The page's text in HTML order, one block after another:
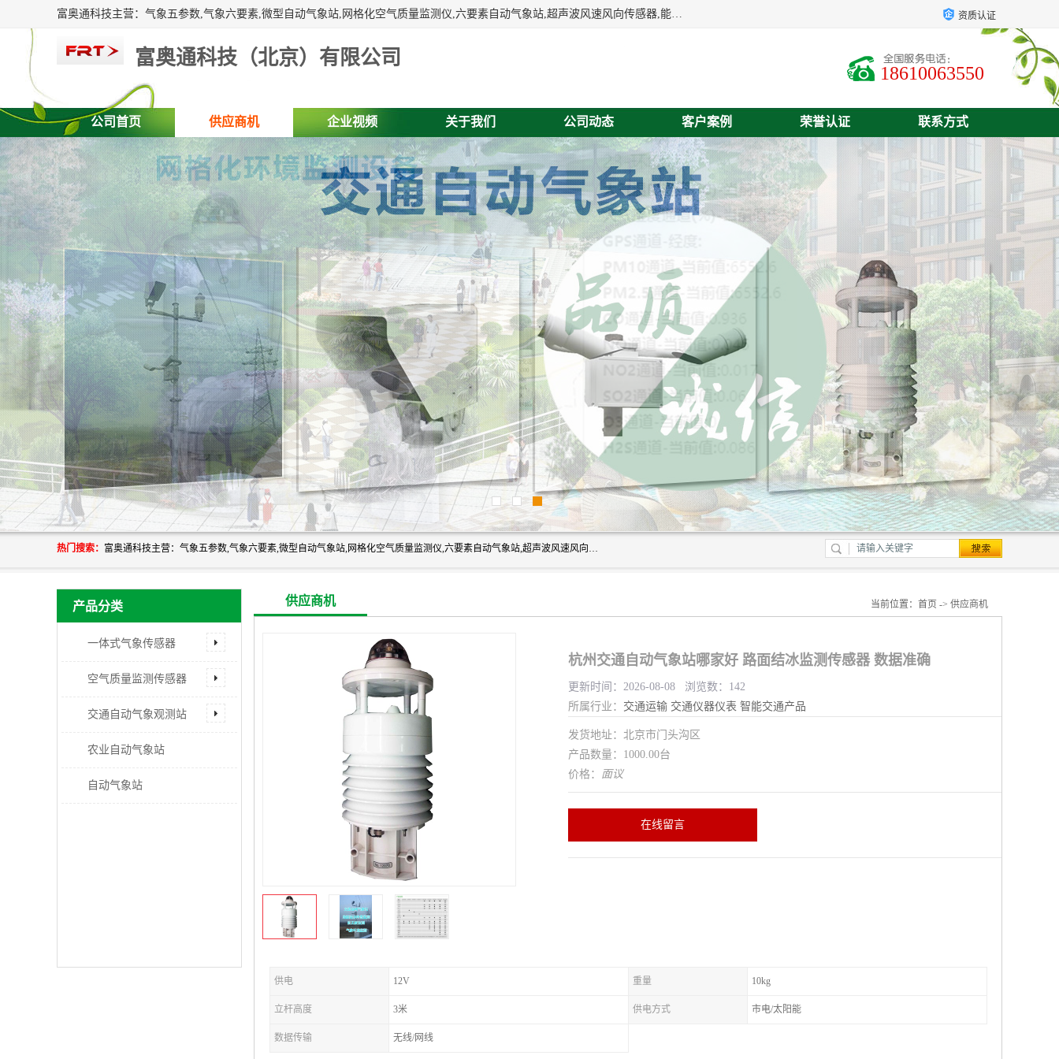
富奥通科技主营：气象五参数,气象六要素,微型自动气象站,网格化空气质量监测仪,六要素自动气象站,超声波风速风向传感器,能见度仪,大气微型站,交通自动气象站,高速路面结冰监测,路面状况传感器等。 资质认证
富奥通科技（北京）有限公司
18610063550
公司首页 供应商机 企业视频 关于我们 公司动态 客户案例 荣誉认证 联系方式
热门搜索： 富奥通科技主营：气象五参数,气象六要素,微型自动气象站,网格化空气质量监测仪,六要素自动气象站,超声波风速风向传感器,能见度仪,大气微型站,交通自动气象站,高速路面结冰监测,路面状况传感器等。
产品分类
一体式气象传感器
空气质量监测传感器
交通自动气象观测站
农业自动气象站
自动气象站
供应商机 当前位置： 首页 -> 供应商机
杭州交通自动气象站哪家好 路面结冰监测传感器 数据准确
更新时间：2026-08-08 浏览数：142
所属行业： 交通运输 交通仪器仪表 智能交通产品
发货地址：北京市门头沟区
产品数量：1000.00台
价格： 面议
在线留言
供电 12V 重量 10kg
立杆高度 3米 供电方式 市电/太阳能
数据传输 无线/网线